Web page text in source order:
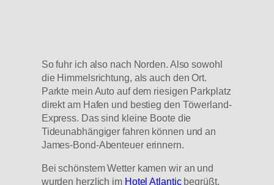
So fuhr ich also nach Norden. Also sowohl
die Himmelsrichtung, als auch den Ort.
Parkte mein Auto auf dem riesigen Parkplatz
direkt am Hafen und bestieg den Töwerland-
Express. Das sind kleine Boote die
Tideunabhängiger fahren können und an
James-Bond-Abenteuer erinnern.
Bei schönstem Wetter kamen wir an und
wurden herzlich im Hotel Atlanticbegrüßt.